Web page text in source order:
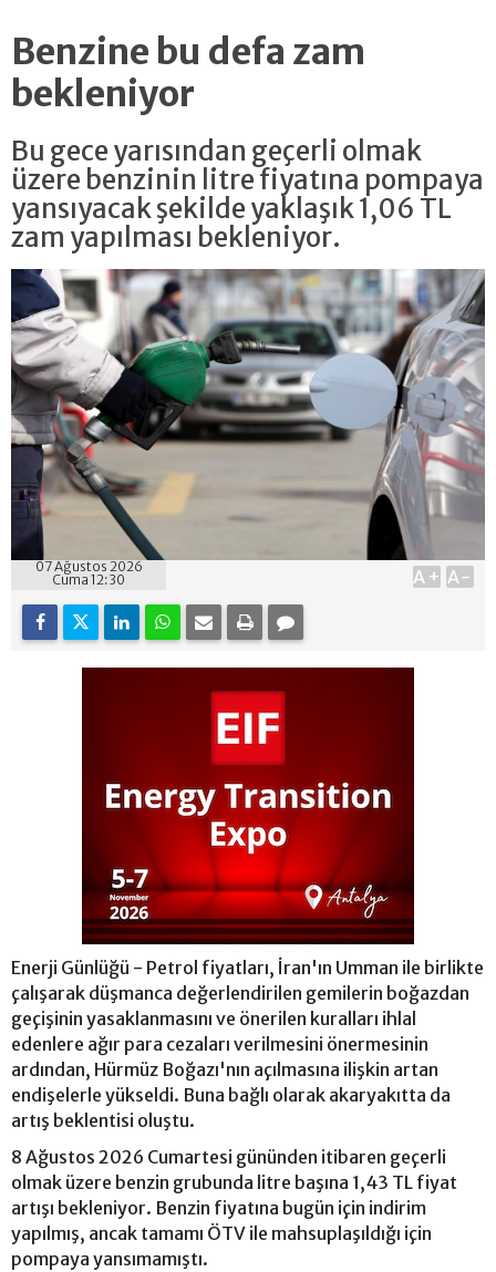
Benzine bu defa zam
bekleniyor
Bu gece yarısından geçerli olmak
üzere benzinin litre fiyatına pompaya
yansıyacak şekilde yaklaşık 1,06 TL
zam yapılması bekleniyor.
07 Ağustos 2026
Cuma 12:30
A+ A-
Enerji Günlüğü - Petrol fiyatları, İran'ın Umman ile birlikte
çalışarak düşmanca değerlendirilen gemilerin boğazdan
geçişinin yasaklanmasını ve önerilen kuralları ihlal
edenlere ağır para cezaları verilmesini önermesinin
ardından, Hürmüz Boğazı'nın açılmasına ilişkin artan
endişelerle yükseldi. Buna bağlı olarak akaryakıtta da
artış beklentisi oluştu.
8 Ağustos 2026 Cumartesi gününden itibaren geçerli
olmak üzere benzin grubunda litre başına 1,43 TL fiyat
artışı bekleniyor. Benzin fiyatına bugün için indirim
yapılmış, ancak tamamı ÖTV ile mahsuplaşıldığı için
pompaya yansımamıştı.